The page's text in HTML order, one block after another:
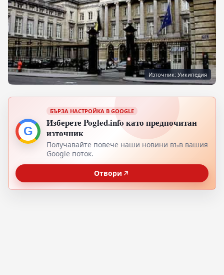
Източник: Уикипедия
G
БЪРЗА НАСТРОЙКА В GOOGLE
Изберете Pogled.info като предпочитан
източник
Получавайте повече наши новини във вашия
Google поток.
Отвори